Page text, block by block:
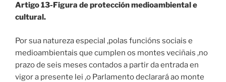
Artigo 13-Figura de protección medioambiental e
cultural.
Por sua natureza especial ,polas funcións sociais e
medioambientais que cumplen os montes veciñais ,no
prazo de seis meses contados a partir da entrada en
vigor a presente lei ,o Parlamento declarará ao monte